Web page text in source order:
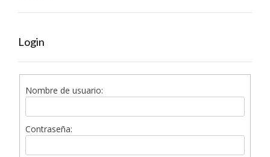
Login
Nombre de usuario:
Contraseña: